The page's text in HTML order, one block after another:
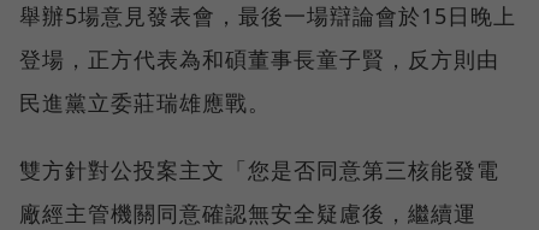
舉辦5場意見發表會，最後一場辯論會於15日晚上
登場，正方代表為和碩董事長童子賢，反方則由
民進黨立委莊瑞雄應戰。
雙方針對公投案主文「您是否同意第三核能發電
廠經主管機關同意確認無安全疑慮後，繼續運